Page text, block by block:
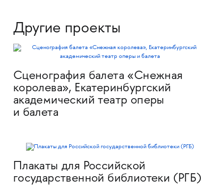
Другие проекты
Сценография балета «Снежная
королева», Екатеринбургский
академический театр оперы
и балета
Плакаты для Российской
государственной библиотеки (РГБ)